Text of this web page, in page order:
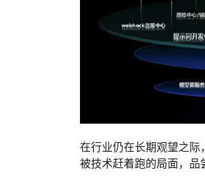
在行业仍在长期观望之
被技术赶着跑的局面，品